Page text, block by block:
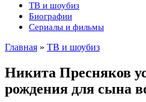
ТВ и шоубиз
Биографии
Сериалы и фильмы
Главная » ТВ и шоубиз
Никита Пресняков
рождения для сына